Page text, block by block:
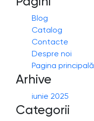
Blog
Catalog
Contacte
Despre noi
Pagina principală
Arhive
iunie 2025
Categorii